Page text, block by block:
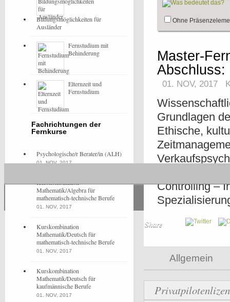
Ohne
Master-
Abschluss:
01. NOV, 2017
Grundlagen
Ethische,
Controlling –
Share
Allgemein
Bildungsmöglichkeiten für
Ausländer
Fernstudium mit
Behinderung
Elternzeit und
Fernstudium
Fachrichtungen der
Fernkurse
Psychologische/r Berater/in (ALH)
01. NOV, 2017
Kurskombination
Mathematik/Algebra für
mathematisch-technische Berufe
01. NOV, 2017
Kurskombination
Mathematik/Deutsch für
mathematisch-technische Berufe
01. NOV, 2017
Kurskombination
Mathematik/Deutsch für
kaufmännische Berufe
01. NOV, 2017